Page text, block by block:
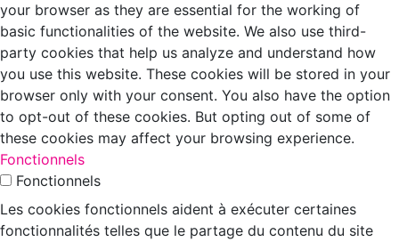
your browser as they are essential for the working of
basic functionalities of the website. We also use third-
party cookies that help us analyze and understand how
you use this website. These cookies will be stored in your
browser only with your consent. You also have the option
to opt-out of these cookies. But opting out of some of
these cookies may affect your browsing experience.
Fonctionnels
Fonctionnels
Les cookies fonctionnels aident à exécuter certaines
fonctionnalités telles que le partage du contenu du site